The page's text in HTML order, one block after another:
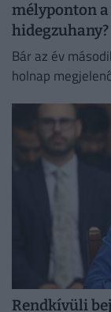
mélyponton a
hidegzuhany?
Bár az év
holnap
kamatvágását.
Rendkívüli